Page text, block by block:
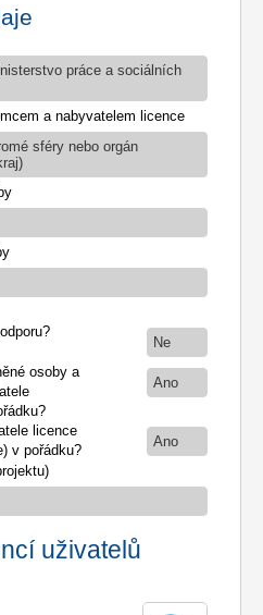
práce a sociálních
a nabyvatelem licence
sféry nebo orgán
Ne
osoby a
Ano
licence
v pořádku?
Ano
uživatelů